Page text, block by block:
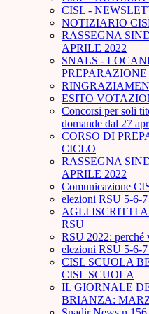
CISL -
NOTIZIARIO
RASSEGNA
APRILE 2022
SNALS -
ESITO
Concorsi per soli
domande dal 27
CORSO DI
CICLO
RASSEGNA
APRILE 2022
Comunicazione
elezioni RSU 5-6-
AGLI ISCRITTI
RSU
RSU 2022: perché
elezioni RSU 5-6-
CISL SCUOLA
CISL SCUOLA
IL GIORNALE
BRIANZA: